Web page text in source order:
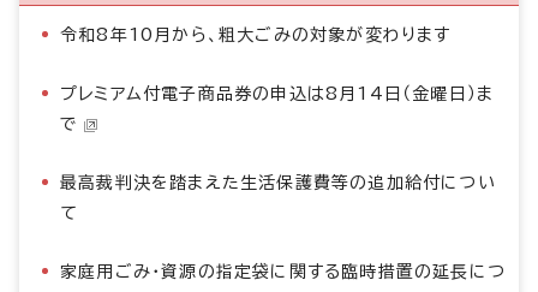
令和8年10月から、粗大ごみの対象が変わります
プレミアム付電子商品券の申込は8月14日（金曜日）ま
で
最高裁判決を踏まえた生活保護費等の追加給付につい
て
家庭用ごみ・資源の指定袋に関する臨時措置の延長につ